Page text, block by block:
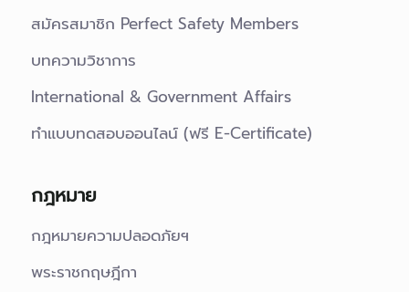
สมัครสมาชิก Perfect Safety Members
บทความวิชาการ
International & Government Affairs
ทำแบบทดสอบออนไลน์ (ฟรี E-Certificate)
กฎหมาย
กฎหมายความปลอดภัยฯ
พระราชกฤษฎีกา